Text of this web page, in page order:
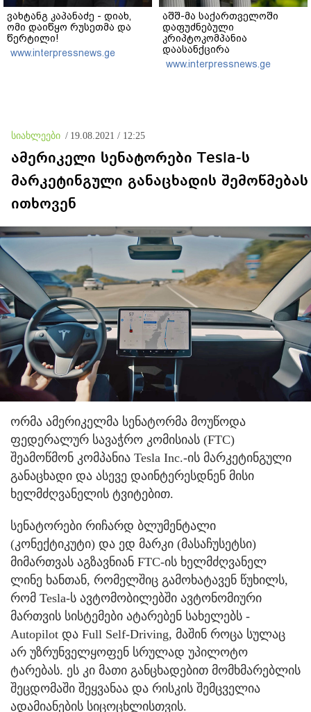
ვახტანგ კაპანაძე - დიახ,
ომი დაიწყო რუსეთმა და
წერტილი!
www.interpressnews.ge
აშშ-მა საქართველოში
დაფუძნებული
კრიპტოკომპანია
დაასანქცირა
www.interpressnews.ge
სიახლეები / 19.08.2021 / 12:25
ამერიკელი სენატორები Tesla-ს
მარკეტინგული განაცხადის შემოწმებას
ითხოვენ
ორმა ამერიკელმა სენატორმა მოუწოდა
ფედერალურ სავაჭრო კომისიას (FTC)
შეამოწმონ კომპანია Tesla Inc.-ის მარკეტინგული
განაცხადი და ასევე დაინტერესდნენ მისი
ხელმძღვანელის ტვიტებით.
სენატორები რიჩარდ ბლუმენტალი
(კონექტიკუტი) და ედ მარკი (მასაჩუსეტსი)
მიმართვას აგზავნიან FTC-ის ხელმძღვანელ
ლინე ხანთან, რომელშიც გამოხატავენ წუხილს,
რომ Tesla-ს ავტომობილებში ავტონომიური
მართვის სისტემები ატარებენ სახელებს -
Autopilot და Full Self-Driving, მაშინ როცა სულაც
არ უზრუნველყოფენ სრულად უპილოტო
ტარებას. ეს კი მათი განცხადებით მომხმარებლის
შეცდომაში შეყვანაა და რისკის შემცველია
ადამიანების სიცოცხლისთვის.